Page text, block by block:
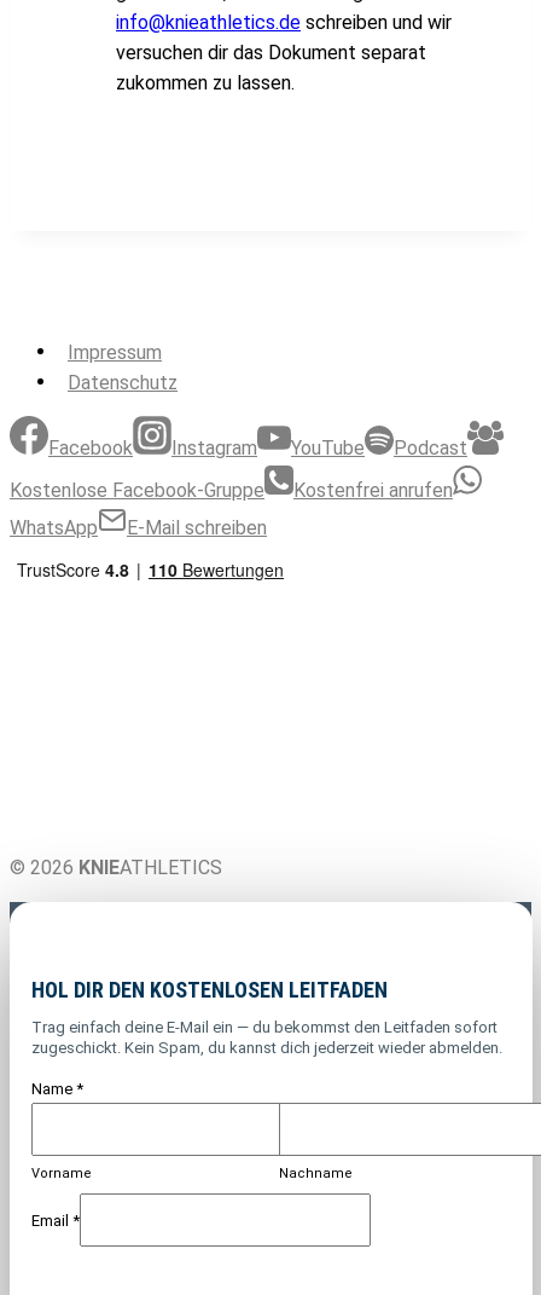
info@knieathletics.de schreiben und wir
versuchen dir das Dokument separat
zukommen zu lassen.
Impressum
Datenschutz
Facebook Instagram YouTube
Podcast
Kostenlose Facebook-Gruppe
Kostenfrei anrufen
WhatsApp
E-Mail schreiben
© 2026 KNIEATHLETICS
HOL DIR DEN KOSTENLOSEN LEITFADEN
Trag einfach deine E-Mail ein — du bekommst den Leitfaden sofort
zugeschickt. Kein Spam, du kannst dich jederzeit wieder abmelden.
Name *
Vorname Nachname
Email *